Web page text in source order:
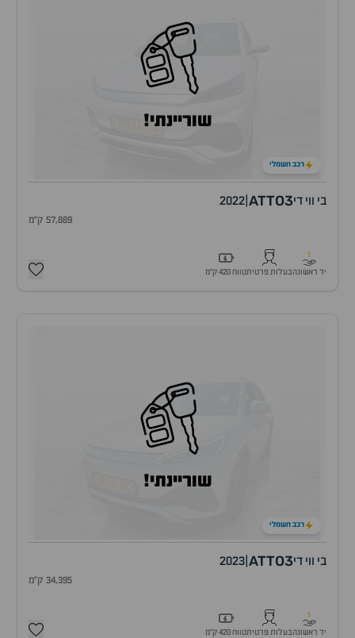
שוריינתי!
רכב חשמלי
בי ווי דיATTO3
2022
57,889 ק"מ
1
יד ראשונהבעלות פרטיתטווח 420 ק״מ
שוריינתי!
רכב חשמלי
בי ווי דיATTO3
2023
34,395 ק"מ
1
יד ראשונהבעלות פרטיתטווח 420 ק״מ